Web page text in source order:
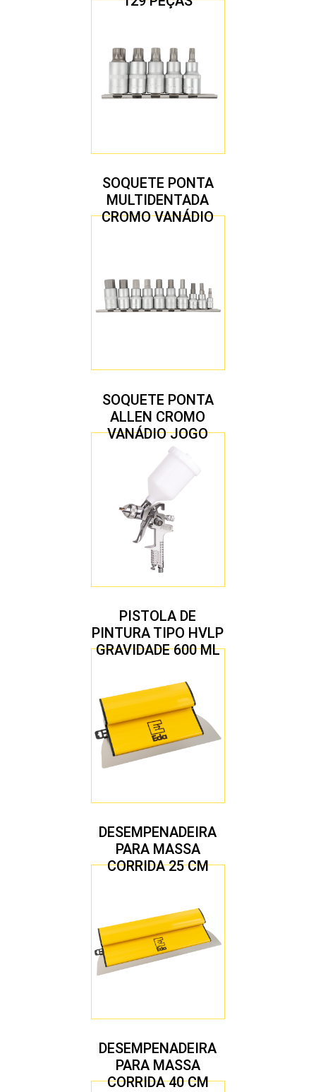
SOQUETE PONTA
MULTIDENTADA
CROMO VANÁDIO
SOQUETE PONTA
ALLEN CROMO
VANÁDIO JOGO
COM 10 PEÇAS
PISTOLA DE
PINTURA TIPO HVLP
GRAVIDADE 600 ML
1,7 MM
DESEMPENADEIRA
PARA MASSA
CORRIDA 25 CM
DESEMPENADEIRA
PARA MASSA
CORRIDA 40 CM